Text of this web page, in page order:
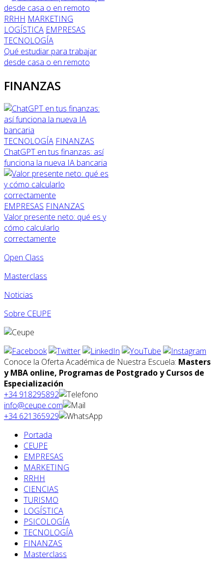
RRHH MARKETING
LOGÍSTICA EMPRESAS
TECNOLOGÍA
Qué estudiar para trabajar
desde casa o en remoto
FINANZAS
TECNOLOGÍA FINANZAS
ChatGPT en tus finanzas: así
funciona la nueva IA bancaria
EMPRESAS FINANZAS
Valor presente neto: qué es y
cómo calcularlo
correctamente
Open Class
Masterclass
Noticias
Sobre CEUPE
Conoce la Oferta Académica de Nuestra Escuela: Masters
y MBA online, Programas de Postgrado y Cursos de
Especialización
+34 918295892
info@ceupe.com
+34 621365929
Portada
CEUPE
EMPRESAS
MARKETING
RRHH
CIENCIAS
TURISMO
LOGÍSTICA
PSICOLOGÍA
TECNOLOGÍA
FINANZAS
Masterclass